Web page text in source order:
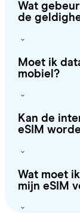
Wat
de
Moet ik
mobiel?
Kan de
eSIM
Wat moet
mijn eSIM